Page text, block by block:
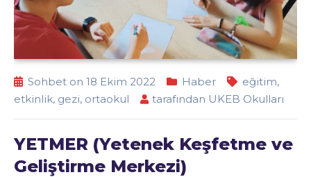
Sohbet on 18 Ekim 2022 Haber eğitim,
etkinlik, gezi, ortaokul tarafından UKEB Okulları
YETMER (Yetenek Keşfetme ve
Geliştirme Merkezi)